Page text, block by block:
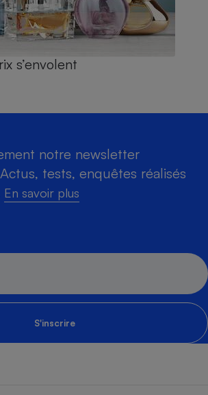
s’envolent
notre newsletter
tests, enquêtes réalisés
En savoir plus
S'inscrire